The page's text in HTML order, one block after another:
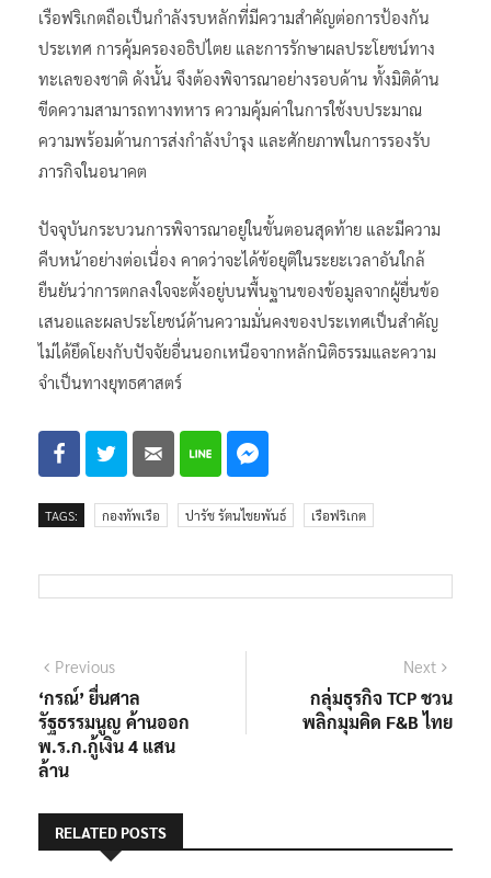
เรือฟริเกตถือเป็นกำลังรบหลักที่มีความสำคัญต่อการป้องกัน
ประเทศ การคุ้มครองอธิปไตย และการรักษาผลประโยชน์ทาง
ทะเลของชาติ ดังนั้น จึงต้องพิจารณาอย่างรอบด้าน ทั้งมิติด้าน
ขีดความสามารถทางทหาร ความคุ้มค่าในการใช้งบประมาณ
ความพร้อมด้านการส่งกำลังบำรุง และศักยภาพในการรองรับ
ภารกิจในอนาคต
ปัจจุบันกระบวนการพิจารณาอยู่ในขั้นตอนสุดท้าย และมีความ
คืบหน้าอย่างต่อเนื่อง คาดว่าจะได้ข้อยุติในระยะเวลาอันใกล้
ยืนยันว่าการตกลงใจจะตั้งอยู่บนพื้นฐานของข้อมูลจากผู้ยื่นข้อ
เสนอและผลประโยชน์ด้านความมั่นคงของประเทศเป็นสำคัญ
ไม่ได้ยึดโยงกับปัจจัยอื่นนอกเหนือจากหลักนิติธรรมและความ
จำเป็นทางยุทธศาสตร์
TAGS: กองทัพเรือ ปารัช รัตนไชยพันธ์ เรือฟริเกต
แนะแนว
เรื่อง
PreviousPrevious
post:
‘กรณ์’ ยื่นศาล
รัฐธรรมนูญ ค้านออก
พ.ร.ก.กู้เงิน 4 แสน
ล้าน
Next
post:
กลุ่มธุรกิจ TCP ชวน
พลิกมุมคิด F&B ไทย
RELATED POSTS